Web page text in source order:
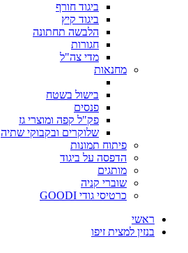
ביגוד חורף
ביגוד קיץ
הלבשה תחתונה
חגורות
מדי צה"ל
מחנאות
בישול בשטח
פנסים
פק"ל קפה ומוצרי גז
שלוקרים ובקבוקי שתיה
פיתוח תמונות
הדפסה על ביגוד
מותגים
שוברי קניה
כרטיסי גודי GOODI
ראשי
בנזין למצית זיפו